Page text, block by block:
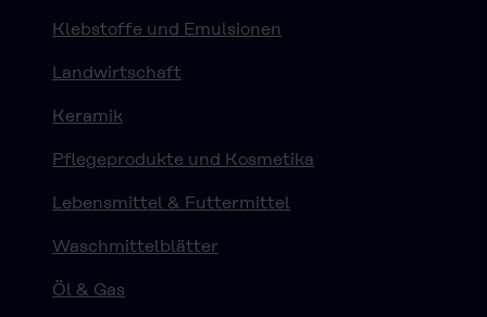
Klebstoffe und Emulsionen
Landwirtschaft
Keramik
Pflegeprodukte und Kosmetika
Lebensmittel & Futtermittel
Waschmittelblätter
Öl & Gas